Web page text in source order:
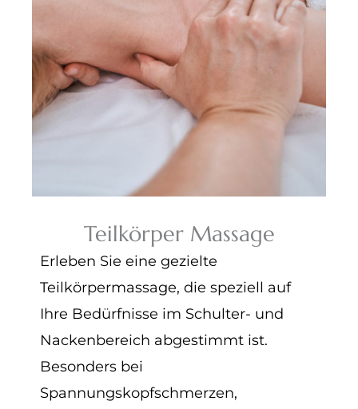
Teilkörper Massage
Erleben Sie eine gezielte
Teilkörpermassage, die speziell auf
Ihre Bedürfnisse im Schulter- und
Nackenbereich abgestimmt ist.
Besonders bei
Spannungskopfschmerzen,